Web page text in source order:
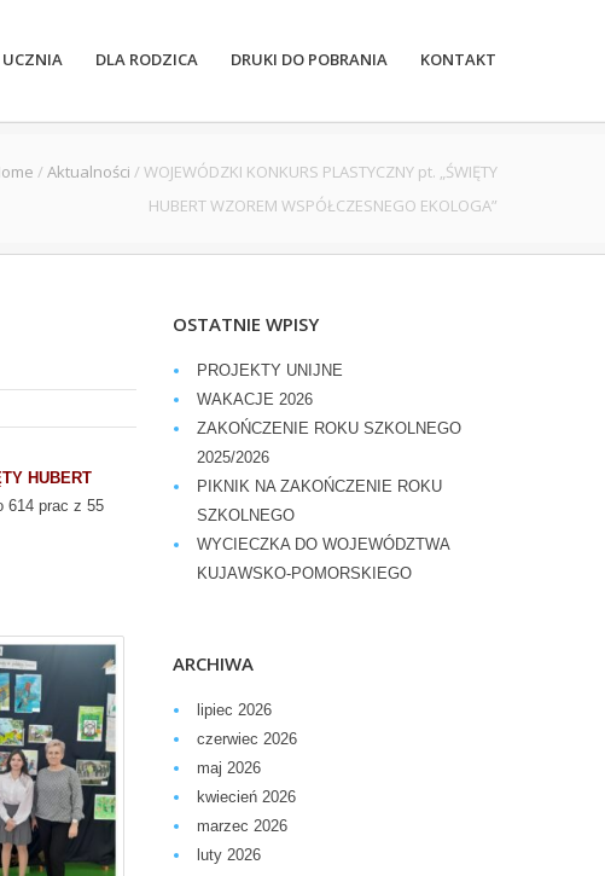
UCZNIA DLA RODZICA DRUKI DO POBRANIA KONTAKT
/ Aktualności / WOJEWÓDZKI KONKURS PLASTYCZNY pt. „ŚWIĘTY
HUBERT WZOREM WSPÓŁCZESNEGO EKOLOGA”
HUBERT
614 prac z 55
OSTATNIE WPISY
PROJEKTY UNIJNE
WAKACJE 2026
ZAKOŃCZENIE ROKU SZKOLNEGO
2025/2026
PIKNIK NA ZAKOŃCZENIE ROKU
SZKOLNEGO
WYCIECZKA DO WOJEWÓDZTWA
KUJAWSKO-POMORSKIEGO
ARCHIWA
lipiec 2026
czerwiec 2026
maj 2026
kwiecień 2026
marzec 2026
luty 2026